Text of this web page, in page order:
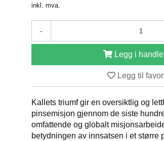
inkl. mva.
-
Legg i
Legg til
Kallets triumf gir en oversiktlig og
pinsemisjon gjennom de siste
omfattende og globalt
betydningen av innsatsen i et større